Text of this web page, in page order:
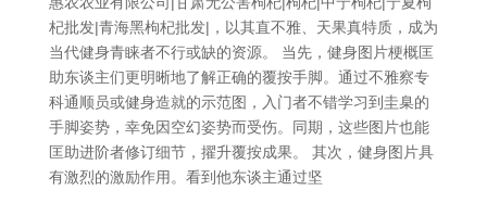
杞批发|青海黑枸杞批发|，以其直不雅、天果真特质，成为
当代健身青睐者不行或缺的资源。 当先，健身图片梗概匡
助东谈主们更明晰地了解正确的覆按手脚。通过不雅察专
科通顺员或健身造就的示范图，入门者不错学习到圭臬的
手脚姿势，幸免因空幻姿势而受伤。同期，这些图片也能
匡助进阶者修订细节，擢升覆按成果。 其次，健身图片具
有激烈的激励作用。看到他东谈主通过坚